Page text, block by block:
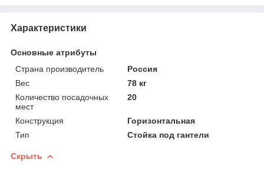
Характеристики
Основные атрибуты
Страна производитель
Россия
Вес
78 кг
Количество посадочных
мест
20
Конструкция
Горизонтальная
Тип
Стойка под гантели
Скрыть